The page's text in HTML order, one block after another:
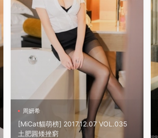
周妍希
[MiCat貓萌榜] 2017.12.07 VOL.035
土肥圓矮挫窮